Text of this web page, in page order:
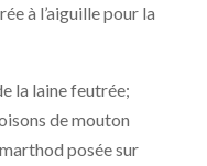
à l’aiguille pour la
la laine feutrée;
de mouton
posée sur